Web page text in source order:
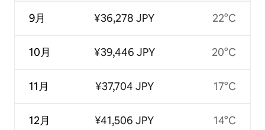
9月
10月
11月
12月
¥36,278 JPY
¥39,446 JPY
¥37,704 JPY
¥41,506 JPY
22°C
20°C
17°C
14°C